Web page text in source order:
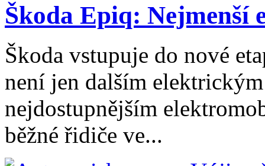
Škoda Epiq: Nejmenší
Škoda vstupuje do nové
není jen dalším
nejdostupnějším
běžné řidiče ve...